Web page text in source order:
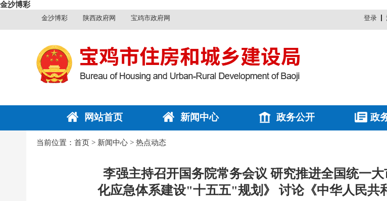
金沙博彩
金沙博彩 陕西政府网 宝鸡市政府网 登录
网站首页 新闻中心 政务公开 政
当前位置： 首页 > 新闻中心 > 热点动态
李强主持召开国务院常务会议 研究推进全国统一
化应急体系建设"十五五"规划》 讨论《中华人民共